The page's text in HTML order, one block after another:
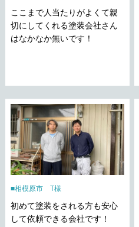
ここまで人当たりがよくて親
切にしてくれる塗装会社さん
はなかなか無いです！
相模原市 T様
初めて塗装をされる方も安心
して依頼できる会社です！